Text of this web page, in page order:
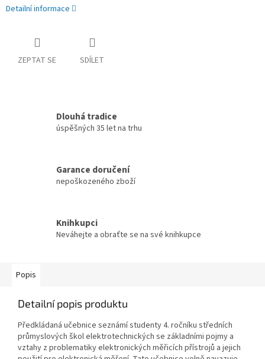
Detailní informace
ZEPTAT SE SDÍLET
Dlouhá tradice
úspěšných 35 let na trhu
Garance doručení
nepoškozeného zboží
Knihkupci
Neváhejte a obraťte se na své knihkupce
Popis
Detailní popis produktu
Předkládaná učebnice seznámí studenty 4. ročníku středních
průmyslových škol elektrotechnických se základními pojmy a
vztahy z problematiky elektronických měřicích přístrojů a jejich